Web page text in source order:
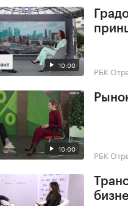
10:00 РБК
10:00 РБК